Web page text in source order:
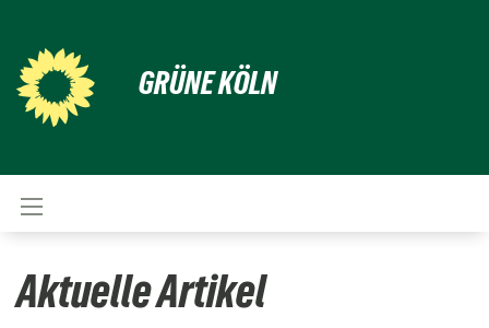
GRÜNE KÖLN
Aktuelle Artikel